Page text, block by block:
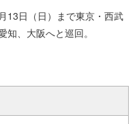
13日（日）まで東京・西武
、大阪へと巡回。